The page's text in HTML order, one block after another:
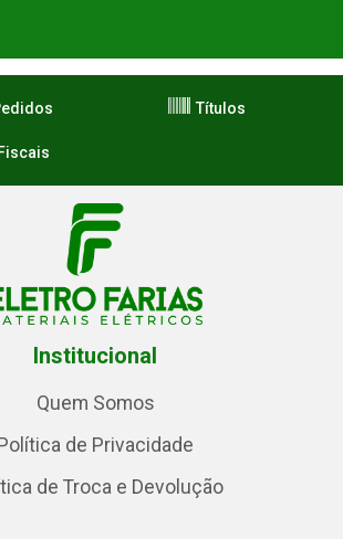
Títulos
Institucional
Quem Somos
Política de Privacidade
de Troca e Devolução